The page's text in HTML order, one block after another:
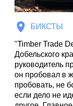
БИКСТЫ
"Timber Trade
Добельского
руководитель
он пробовал в
пробовать, не
если дело не